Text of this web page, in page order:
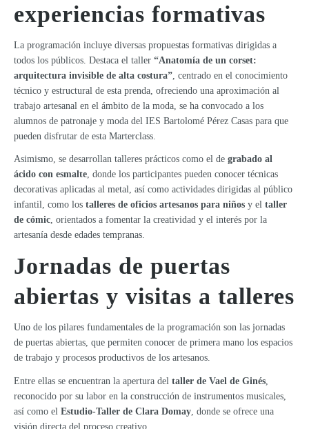
experiencias formativas
La programación incluye diversas propuestas formativas dirigidas a
todos los públicos. Destaca el taller “Anatomía de un corset:
arquitectura invisible de alta costura” , centrado en el conocimiento
técnico y estructural de esta prenda, ofreciendo una aproximación al
trabajo artesanal en el ámbito de la moda, se ha convocado a los
alumnos de patronaje y moda del IES Bartolomé Pérez Casas para que
pueden disfrutar de esta Marterclass.
Asimismo, se desarrollan talleres prácticos como el de grabado al
ácido con esmalte, donde los participantes pueden conocer técnicas
decorativas aplicadas al metal, así como actividades dirigidas al público
infantil, como los talleres de oficios artesanos para niños y el taller
de cómic, orientados a fomentar la creatividad y el interés por la
artesanía desde edades tempranas.
Jornadas de puertas
abiertas y visitas a talleres
Uno de los pilares fundamentales de la programación son las jornadas
de puertas abiertas, que permiten conocer de primera mano los espacios
de trabajo y procesos productivos de los artesanos.
Entre ellas se encuentran la apertura del taller de Vael de Ginés,
reconocido por su labor en la construcción de instrumentos musicales,
así como el Estudio-Taller de Clara Domay, donde se ofrece una
visión directa del proceso creativo.